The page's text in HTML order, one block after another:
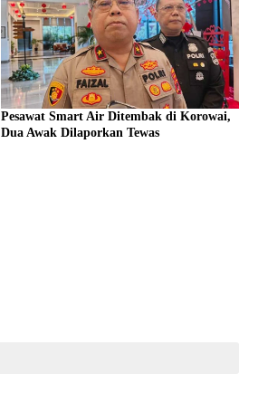
Pesawat Smart Air Ditembak di Korowai,
Dua Awak Dilaporkan Tewas